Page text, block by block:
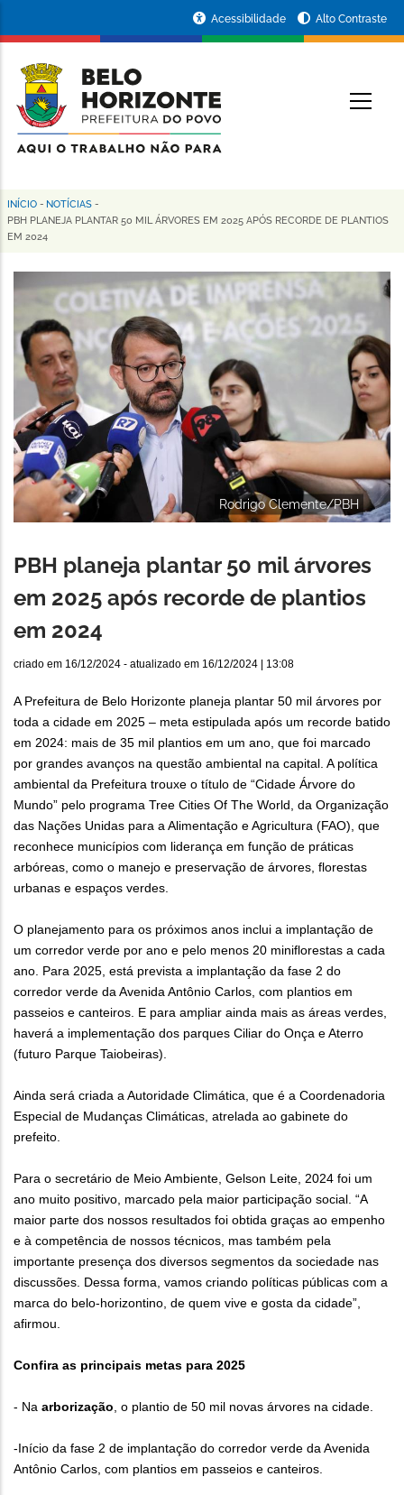
conteúdo
principal
da
Prefeitura
de
Horizonte
Acessibilidade Alto Contraste
Trilha
de
navegação
INÍCIO - NOTÍCIAS -
PBH PLANEJA PLANTAR 50 MIL ÁRVORES EM 2025 APÓS RECORDE DE PLANTIOS
EM 2024
Rodrigo Clemente/PBH
PBH planeja plantar 50 mil árvores
em 2025 após recorde de plantios
em 2024
criado em 16/12/2024 - atualizado em 16/12/2024 | 13:08
A Prefeitura de Belo Horizonte planeja plantar 50 mil árvores por
toda a cidade em 2025 – meta estipulada após um recorde batido
em 2024: mais de 35 mil plantios em um ano, que foi marcado
por grandes avanços na questão ambiental na capital. A política
ambiental da Prefeitura trouxe o título de “Cidade Árvore do
Mundo” pelo programa Tree Cities Of The World, da Organização
das Nações Unidas para a Alimentação e Agricultura (FAO), que
reconhece municípios com liderança em função de práticas
arbóreas, como o manejo e preservação de árvores, florestas
urbanas e espaços verdes.
O planejamento para os próximos anos inclui a implantação de
um corredor verde por ano e pelo menos 20 miniflorestas a cada
ano. Para 2025, está prevista a implantação da fase 2 do
corredor verde da Avenida Antônio Carlos, com plantios em
passeios e canteiros. E para ampliar ainda mais as áreas verdes,
haverá a implementação dos parques Ciliar do Onça e Aterro
(futuro Parque Taiobeiras).
Ainda será criada a Autoridade Climática, que é a Coordenadoria
Especial de Mudanças Climáticas, atrelada ao gabinete do
prefeito.
Para o secretário de Meio Ambiente, Gelson Leite, 2024 foi um
ano muito positivo, marcado pela maior participação social. “A
maior parte dos nossos resultados foi obtida graças ao empenho
e à competência de nossos técnicos, mas também pela
importante presença dos diversos segmentos da sociedade nas
discussões. Dessa forma, vamos criando políticas públicas com a
marca do belo-horizontino, de quem vive e gosta da cidade”,
afirmou.
Confira as principais metas para 2025
- Na arborização, o plantio de 50 mil novas árvores na cidade.
-Início da fase 2 de implantação do corredor verde da Avenida
Antônio Carlos, com plantios em passeios e canteiros.